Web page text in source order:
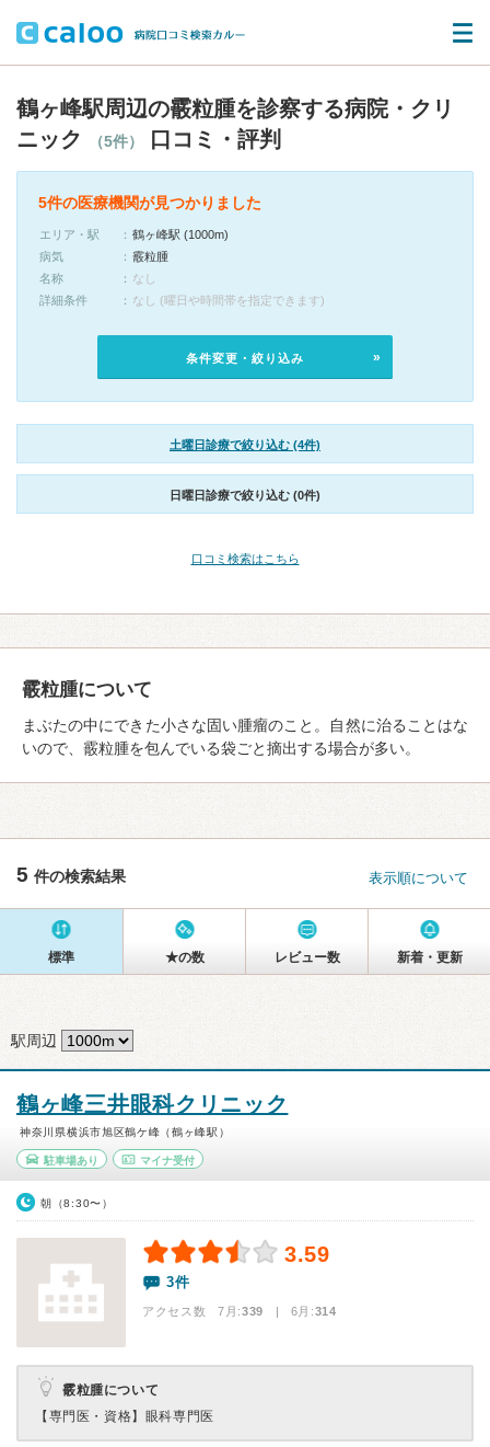
鶴ヶ峰駅周辺の霰粒腫を診察する病院・クリ
ニック
（5件） 口コミ・評判
5件の医療機関が見つかりました
エリア・駅
鶴ヶ峰駅 (1000m)
病気
霰粒腫
名称
なし
詳細条件
なし (曜日や時間帯を指定できます)
条件変更・絞り込み
土曜日診療で絞り込む (4件)
日曜日診療で絞り込む (0件)
口コミ検索はこちら
霰粒腫について
まぶたの中にできた小さな固い腫瘤のこと。自然に治ることはな
いので、霰粒腫を包んでいる袋ごと摘出する場合が多い。
5 件の検索結果 表示順について
標準 ★の数 レビュー数 新着・更新
駅周辺
鶴ヶ峰三井眼科クリニック
神奈川県横浜市旭区鶴ケ峰（鶴ヶ峰駅）
駐車場あり マイナ受付
朝（8:30〜）
3.59
3件
アクセス数 7月:339 | 6月:314
霰粒腫について
【専門医・資格】 眼科専門医